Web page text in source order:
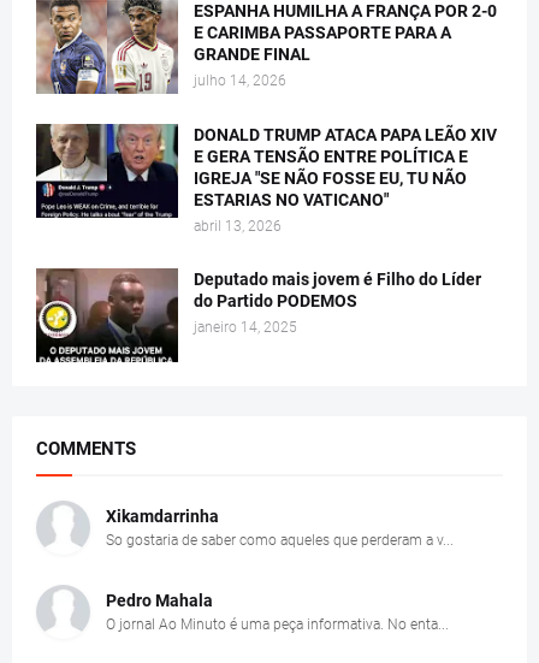
ESPANHA HUMILHA A FRANÇA POR 2-0
E CARIMBA PASSAPORTE PARA A
GRANDE FINAL
julho 14, 2026
DONALD TRUMP ATACA PAPA LEÃO XIV
E GERA TENSÃO ENTRE POLÍTICA E
IGREJA "SE NÃO FOSSE EU, TU NÃO
ESTARIAS NO VATICANO"
abril 13, 2026
Deputado mais jovem é Filho do Líder
do Partido PODEMOS
janeiro 14, 2025
COMMENTS
Xikamdarrinha
So gostaria de saber como aqueles que perderam a v...
Pedro Mahala
O jornal Ao Minuto é uma peça informativa. No enta...